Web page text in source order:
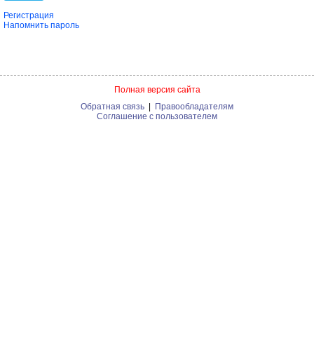
Регистрация
Напомнить пароль
Полная версия сайта
Обратная связь | Правообладателям
Соглашение с пользователем